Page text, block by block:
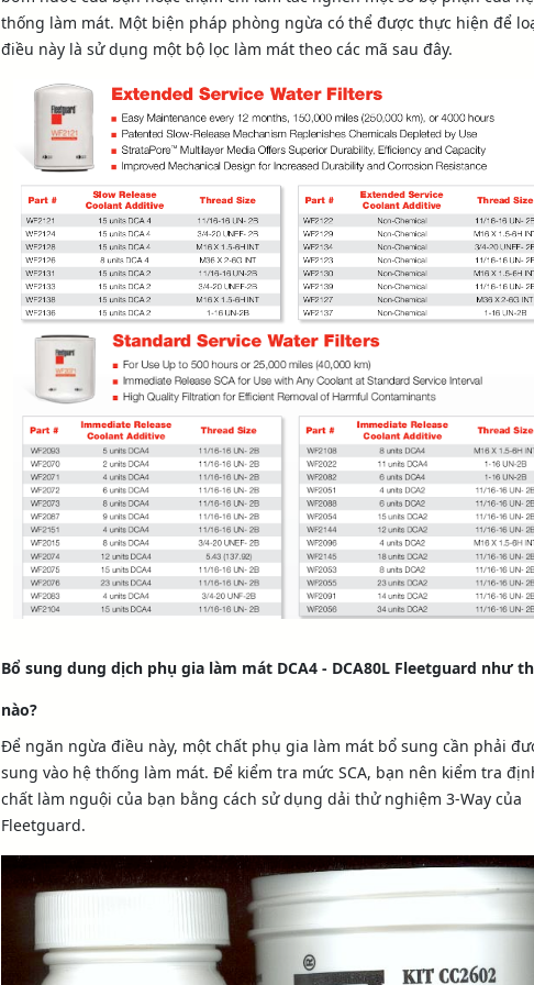
thống làm mát. Một biện pháp phòng ngừa có thể được thực hiện để
điều này là sử dụng một bộ lọc làm mát theo các mã sau đây.
Bổ sung dung dịch phụ gia làm mát DCA4 - DCA80L Fleetguard như
nào?
Để ngăn ngừa điều này, một chất phụ gia làm mát bổ sung cần phải
sung vào hệ thống làm mát. Để kiểm tra mức SCA, bạn nên kiểm tra
chất làm nguội của bạn bằng cách sử dụng dải thử nghiệm 3-Way của
Fleetguard.